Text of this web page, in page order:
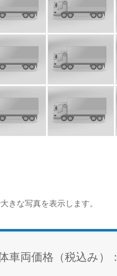
きな写真を表示します。
車両価格（税込み）：